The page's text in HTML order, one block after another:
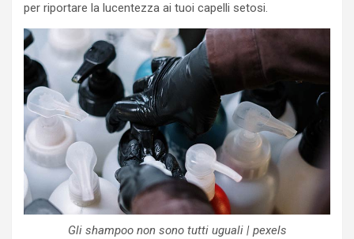
per riportare la lucentezza ai tuoi capelli setosi.
Gli shampoo non sono tutti uguali | pexels